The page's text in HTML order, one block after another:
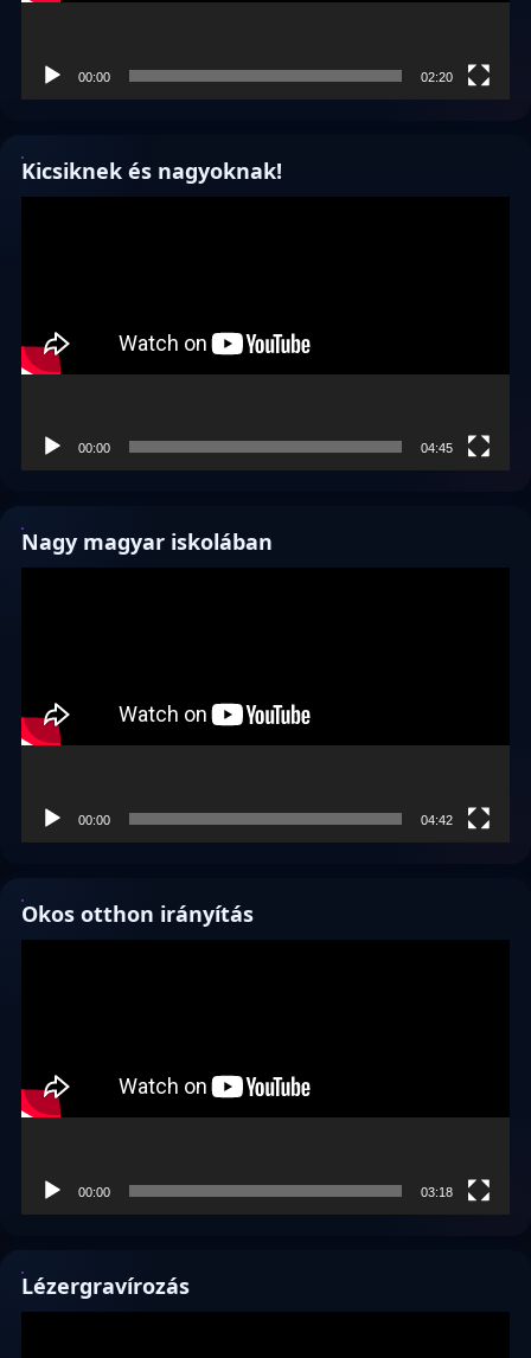
00:00 02:20
Kicsiknek és nagyoknak!
00:00 04:45
Nagy magyar iskolában
00:00 04:42
Okos otthon irányítás
00:00 03:18
Lézergravírozás